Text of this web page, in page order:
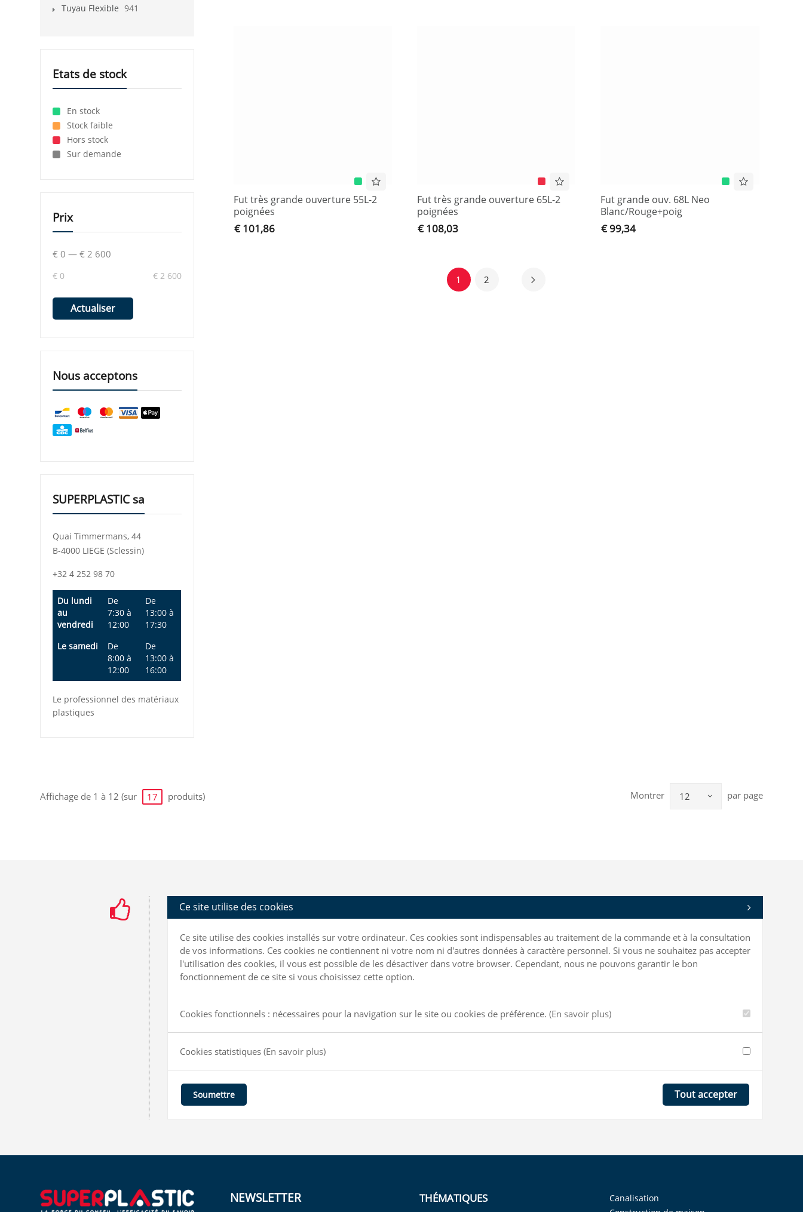
Fut très grande ouverture 55L-2
poignées
€ 101,86
Fut très grande ouverture 65L-2
poignées
€ 108,03
Fut grande ouv. 68L Neo
Blanc/Rouge+poig
€ 99,34
1 2
Tuyau Flexible 941
Etats de stock
En stock
Stock faible
Hors stock
Sur demande
Prix
€ 0 — € 2 600
€ 0 € 2 600
Actualiser
Nous acceptons
SUPERPLASTIC sa
Quai Timmermans, 44
B-4000 LIEGE (Sclessin)
+32 4 252 98 70
Du lundi
au
vendredi
De
7:30 à
12:00
De
13:00 à
17:30
Le samedi
De
8:00 à
12:00
De
13:00 à
16:00
Le professionnel des matériaux
plastiques
Affichage de 1 à 12 (sur 17 produits) Montrer 12 par page
Ce site utilise des cookies
Ce site utilise des cookies installés sur votre ordinateur. Ces cookies sont indispensables au traitement de la commande et à la consultation
de vos informations. Ces cookies ne contiennent ni votre nom ni d'autres données à caractère personnel. Si vous ne souhaitez pas accepter
l'utilisation des cookies, il vous est possible de les désactiver dans votre browser. Cependant, nous ne pouvons garantir le bon
fonctionnement de ce site si vous choisissez cette option.
Cookies fonctionnels : nécessaires pour la navigation sur le site ou cookies de préférence. (En savoir plus)
Cookies statistiques (En savoir plus)
Soumettre Tout accepter
NEWSLETTER THÉMATIQUES
Canalisation